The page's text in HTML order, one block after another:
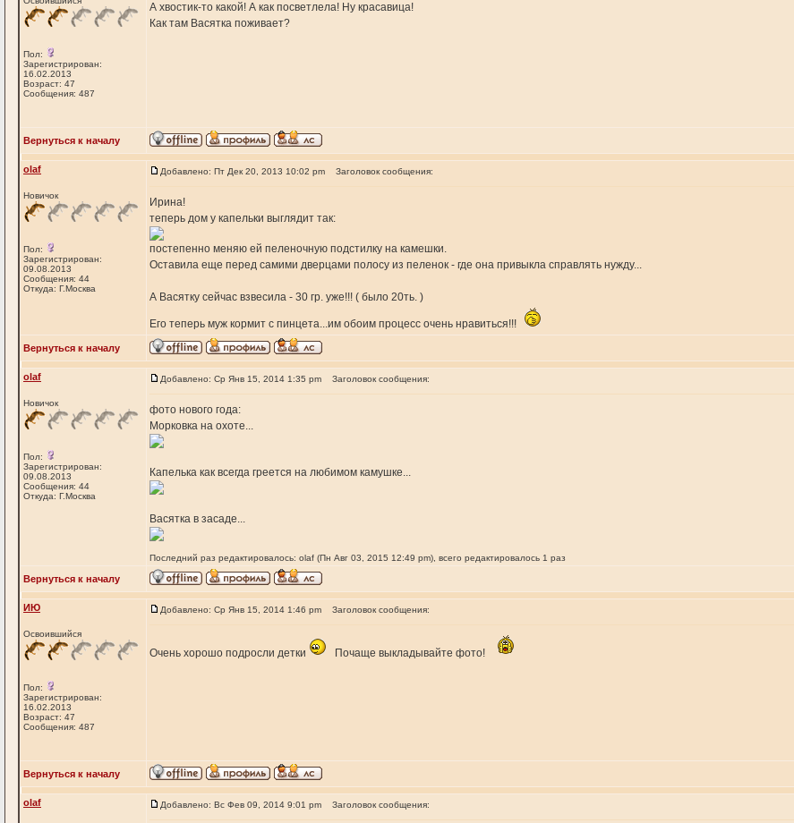
Пол:
Зарегистрирован:
16.02.2013
Возраст: 47
Сообщения: 487
А хвостик-то какой! А как посветлела! Ну красавица!
Как там Васятка поживает?
Вернуться к началу
olaf
Новичок
Пол:
Зарегистрирован:
09.08.2013
Сообщения: 44
Откуда: Г.Москва
Добавлено: Пт Дек 20, 2013 10:02 pm Заголовок сообщения:
Ирина!
теперь дом у капельки выглядит так:
постепенно меняю ей пеленочную подстилку на камешки.
Оставила еще перед самими дверцами полосу из пеленок - где она привыкла справлять нужду...
А Васятку сейчас взвесила - 30 гр. уже!!! ( было 20ть. )
Его теперь муж кормит с пинцета...им обоим процесс очень нравиться!!!
Вернуться к началу
olaf
Новичок
Пол:
Зарегистрирован:
09.08.2013
Сообщения: 44
Откуда: Г.Москва
Добавлено: Ср Янв 15, 2014 1:35 pm Заголовок сообщения:
фото нового года:
Морковка на охоте...
Капелька как всегда греется на любимом камушке...
Васятка в засаде...
Последний раз редактировалось: olaf (Пн Авг 03, 2015 12:49 pm), всего редактировалось 1 раз
Вернуться к началу
ИЮ
Освоившийся
Пол:
Зарегистрирован:
16.02.2013
Возраст: 47
Сообщения: 487
Добавлено: Ср Янв 15, 2014 1:46 pm Заголовок сообщения:
Очень хорошо подросли детки Почаще выкладывайте фото!
Вернуться к началу
olaf Добавлено: Вс Фев 09, 2014 9:01 pm Заголовок сообщения: